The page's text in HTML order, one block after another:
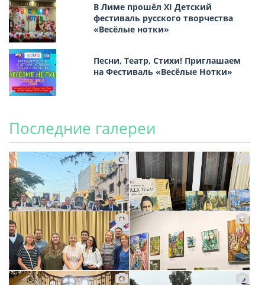
В Лиме прошёл XI Детский
фестиваль русского творчества
«Весёлые нотки»
Песни, Театр, Стихи! Приглашаем
на Фестиваль «Весёлые Нотки»
Последние галереи